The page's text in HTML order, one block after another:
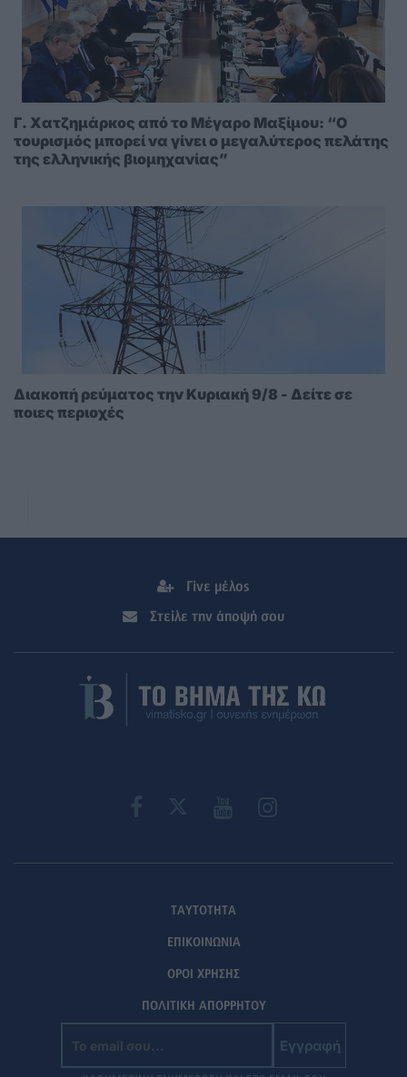
Γ. Χατζημάρκος από το Μέγαρο Μαξίμου: “Ο
τουρισμός μπορεί να γίνει ο μεγαλύτερος πελάτης
της ελληνικής βιομηχανίας”
Διακοπή ρεύματος την Κυριακή 9/8 - Δείτε σε
ποιες περιοχές
Γίνε μέλος
Στείλε την άποψή σου
ΤΑΥΤΟΤΗΤΑ
ΕΠΙΚΟΙΝΩΝΙΑ
ΟΡΟΙ ΧΡΗΣΗΣ
ΠΟΛΙΤΙΚΗ ΑΠΟΡΡΗΤΟΥ
Εγγραφή